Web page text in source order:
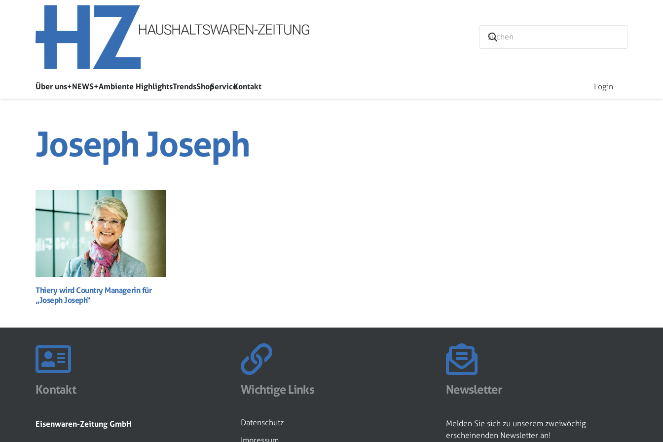
Über uns+NEWS+Ambiente HighlightsTrendsShopServiceKontakt Login
Joseph Joseph
Thiery wird Country Managerin für
„Joseph Joseph“
Kontakt
Eisenwaren-Zeitung GmbH
Wichtige Links
Datenschutz
Impressum
Newsletter
Melden Sie sich zu unserem zweiwöchig
erscheinenden Newsletter an!